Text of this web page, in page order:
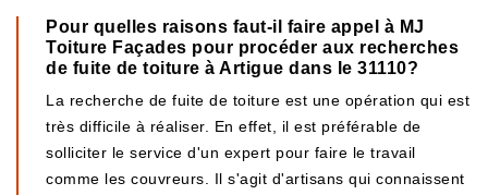
Pour quelles raisons faut-il faire appel à MJ
Toiture Façades pour procéder aux recherches
de fuite de toiture à Artigue dans le 31110?
La recherche de fuite de toiture est une opération qui est
très difficile à réaliser. En effet, il est préférable de
solliciter le service d'un expert pour faire le travail
comme les couvreurs. Il s'agit d'artisans qui connaissent